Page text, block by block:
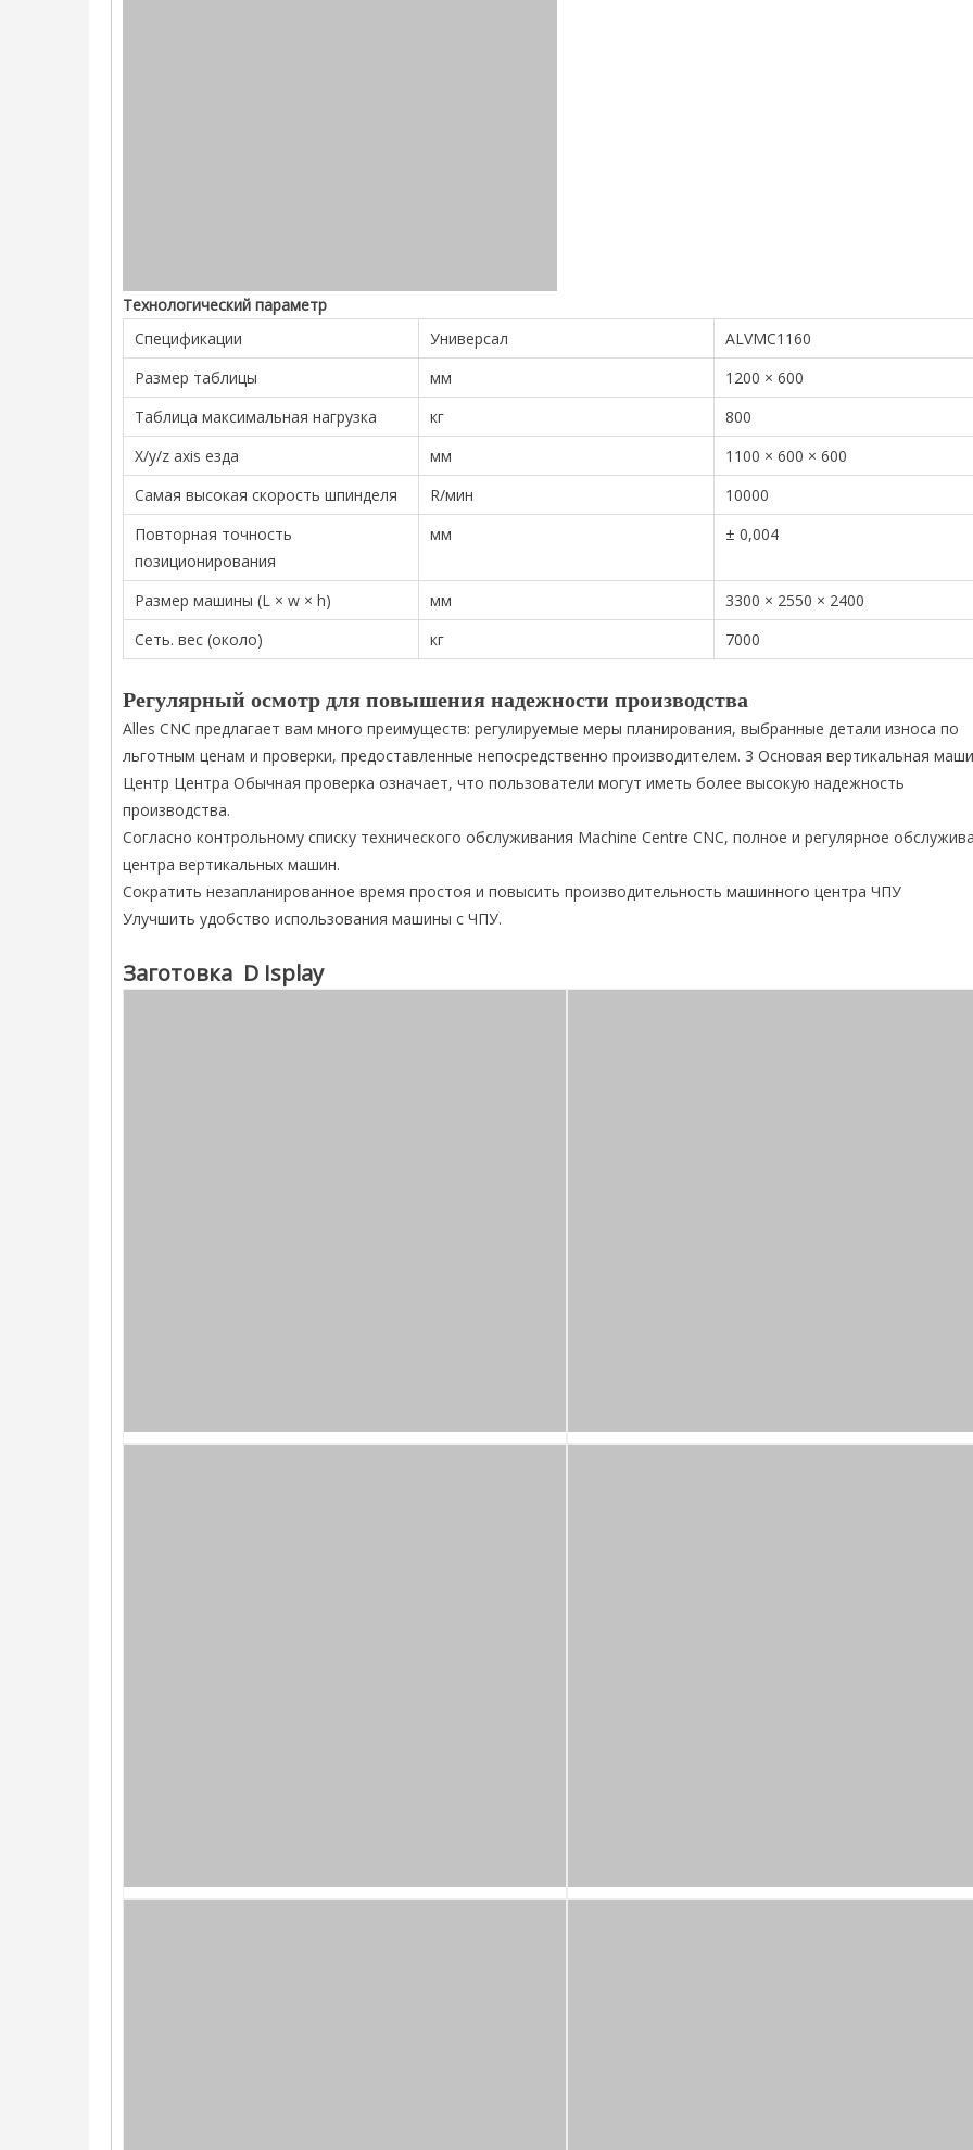
Технологический параметр
Спецификации
Универсал
ALVMC1160
Размер таблицы
мм
1200 × 600
Таблица максимальная нагрузка
кг
800
X/y/z axis езда
мм
1100 × 600 × 600
Самая высокая скорость шпинделя
R/мин
10000
Повторная точность
позиционирования
мм ± 0,004
Размер машины (L × w × h) мм
3300 × 2550 × 2400
Сеть. вес (около)
кг 7000
Регулярный осмотр для повышения надежности производства
Alles CNC предлагает вам много преимуществ: регулируемые меры планирования, выбранные детали износа по
льготным ценам и проверки, предоставленные непосредственно производителем. 3 Основая вертикальная
Центр Центра Обычная проверка означает, что пользователи могут иметь более высокую надежность
производства.
Согласно контрольному списку технического обслуживания Machine Centre CNC, полное и регулярное
центра вертикальных машин.
Сократить незапланированное время простоя и повысить производительность машинного центра ЧПУ
Улучшить удобство использования машины с ЧПУ.
Заготовка D Isplay